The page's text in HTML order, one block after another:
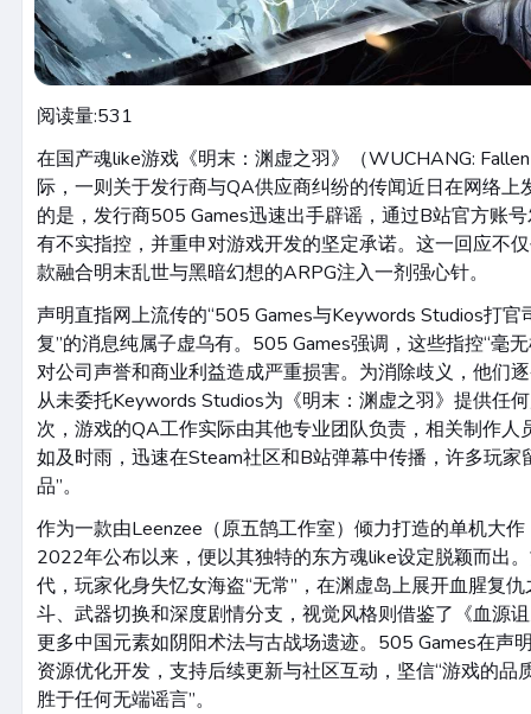
阅读量:531
在国产魂like游戏《明末：渊虚之羽》（WUCHANG:
际，一则关于发行商与QA供应商纠纷的传闻近日在网络上
的是，发行商505 Games迅速出手辟谣，通过B站官方账
有不实指控，并重申对游戏开发的坚定承诺。这一回应不
款融合明末乱世与黑暗幻想的ARPG注入一剂强心针。
声明直指网上流传的“505 Games与Keywords Studios打
复”的消息纯属子虚乌有。505 Games强调，这些指控“毫
对公司声誉和商业利益造成严重损害。为消除歧义，他们
从未委托Keywords Studios为《明末：渊虚之羽》提供任
次，游戏的QA工作实际由其他专业团队负责，相关制作人
如及时雨，迅速在Steam社区和B站弹幕中传播，许多玩家
品”。
作为一款由Leenzee（原五鹄工作室）倾力打造的单机大
2022年公布以来，便以其独特的东方魂like设定脱颖而出
代，玩家化身失忆女海盗“无常”，在渊虚岛上展开血腥复
斗、武器切换和深度剧情分支，视觉风格则借鉴了《血源
更多中国元素如阴阳术法与古战场遗迹。505 Games在声
资源优化开发，支持后续更新与社区互动，坚信“游戏的品
胜于任何无端谣言”。